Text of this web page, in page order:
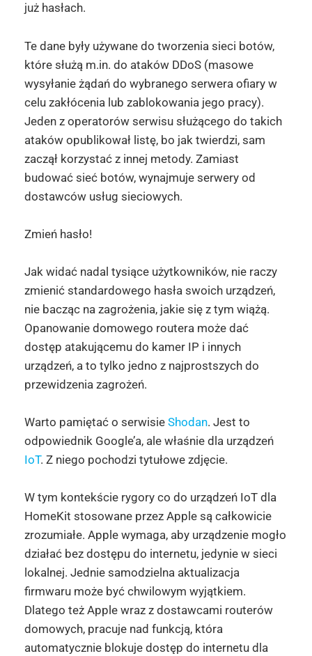
już hasłach.
Te dane były używane do tworzenia sieci botów,
które służą m.in. do ataków DDoS (masowe
wysyłanie żądań do wybranego serwera ofiary w
celu zakłócenia lub zablokowania jego pracy).
Jeden z operatorów serwisu służącego do takich
ataków opublikował listę, bo jak twierdzi, sam
zaczął korzystać z innej metody. Zamiast
budować sieć botów, wynajmuje serwery od
dostawców usług sieciowych.
Zmień hasło!
Jak widać nadal tysiące użytkowników, nie raczy
zmienić standardowego hasła swoich urządzeń,
nie bacząc na zagrożenia, jakie się z tym wiążą.
Opanowanie domowego routera może dać
dostęp atakującemu do kamer IP i innych
urządzeń, a to tylko jedno z najprostszych do
przewidzenia zagrożeń.
Warto pamiętać o serwisie Shodan. Jest to
odpowiednik Google’a, ale właśnie dla urządzeń
IoT. Z niego pochodzi tytułowe zdjęcie.
W tym kontekście rygory co do urządzeń IoT dla
HomeKit stosowane przez Apple są całkowicie
zrozumiałe. Apple wymaga, aby urządzenie mogło
działać bez dostępu do internetu, jedynie w sieci
lokalnej. Jednie samodzielna aktualizacja
firmwaru może być chwilowym wyjątkiem.
Dlatego też Apple wraz z dostawcami routerów
domowych, pracuje nad funkcją, która
automatycznie blokuje dostęp do internetu dla